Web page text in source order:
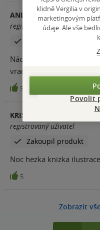
ANDREA JUNOVÁ
registrovaný uživatel
Nádherná kniha, která
vracejí. Doporučuji!
5
KRISTÝNA BERTA
registrovaný uživatel
Zakoupil produkt
Noc hezka knizka
5
Zobrazit
klidně Vergilia v
marketingovým
údaje. Ale vše
Povolit